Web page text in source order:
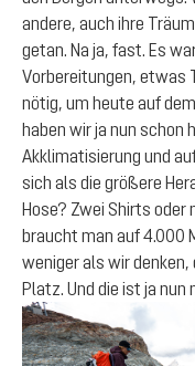
andere, auch ihre
getan. Na ja, fast. Es
Vorbereitungen, etwas
nötig, um heute auf
haben wir ja nun schon
Akklimatisierung und
sich als die größere
Hose? Zwei Shirts oder
braucht man auf 4.000
weniger als wir denken,
Platz. Und die ist ja